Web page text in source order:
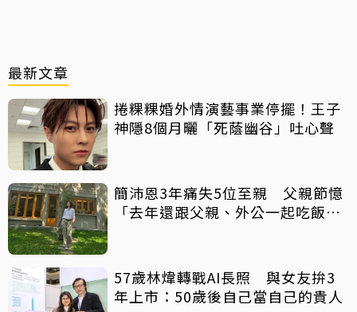
最新文章
捲粿粿婚外情演藝事業停擺！王子
神隱8個月曬「死蔭幽谷」吐心聲
簡沛恩3年痛失5位至親 父親節憶
「去年還跟父親、外公一起吃飯聊
57歲林煒轉戰AI長照 與女友拚3
年上市：50歲後自己當自己的貴人